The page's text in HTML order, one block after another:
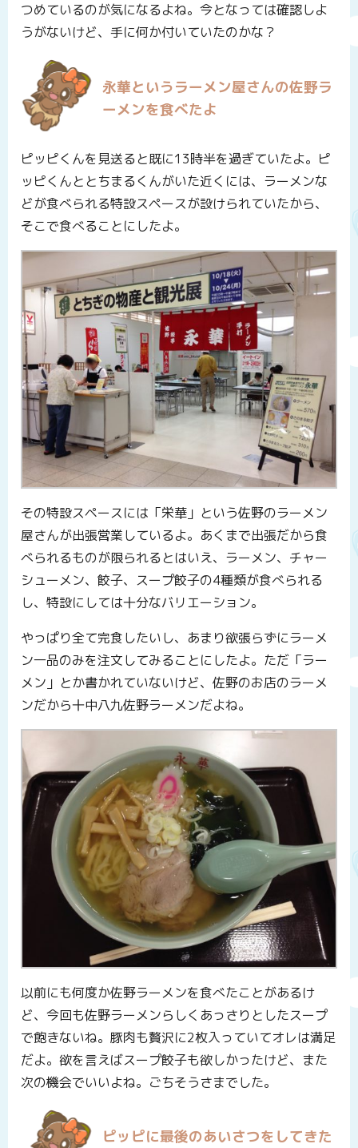
つめているのが気になるよね。今となっては確認しよ
うがないけど、手に何か付いていたのかな？
永華というラーメン屋さんの佐野ラ
ーメンを食べたよ
ピッピくんを見送ると既に13時半を過ぎていたよ。ピ
ッピくんととちまるくんがいた近くには、ラーメンな
どが食べられる特設スペースが設けられていたから、
そこで食べることにしたよ。
その特設スペースには「栄華」という佐野のラーメン
屋さんが出張営業しているよ。あくまで出張だから食
べられるものが限られるとはいえ、ラーメン、チャー
シューメン、餃子、スープ餃子の4種類が食べられる
し、特設にしては十分なバリエーション。
やっぱり全て完食したいし、あまり欲張らずにラーメ
ン一品のみを注文してみることにしたよ。ただ「ラー
メン」とか書かれていないけど、佐野のお店のラーメ
ンだから十中八九佐野ラーメンだよね。
以前にも何度か佐野ラーメンを食べたことがあるけ
ど、今回も佐野ラーメンらしくあっさりとしたスープ
で飽きないね。豚肉も贅沢に2枚入っていてオレは満足
だよ。欲を言えばスープ餃子も欲しかったけど、また
次の機会でいいよね。ごちそうさまでした。
ピッピに最後のあいさつをしてきた